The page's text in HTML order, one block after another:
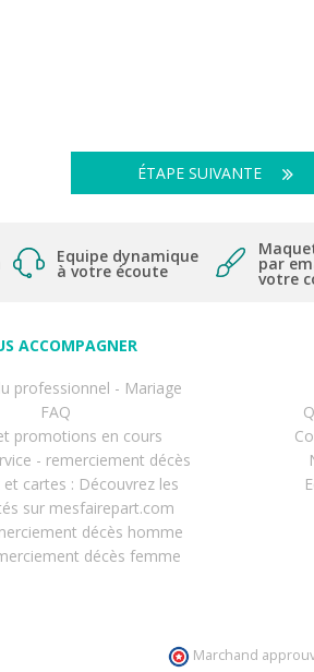
ÉTAPE SUIVANTE
Equipe dynamique
à votre écoute par
votre
ACCOMPAGNER
professionnel - Mariage
FAQ
promotions en cours
- remerciement décès
et cartes : Découvrez les
sur mesfairepart.com
décès homme
décès femme
Marchand